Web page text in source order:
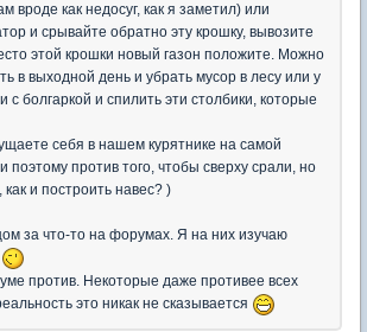
вроде как недосуг, как я заметил) или
и срывайте обратно эту крошку, вывозите
этой крошки новый газон положите. Можно
в выходной день и убрать мусор в лесу или у
с болгаркой и спилить эти столбики, которые
себя в нашем курятнике на самой
поэтому против того, чтобы сверху срали, но
и построить навес? )
за что-то на форумах. Я на них изучаю
против. Некоторые даже противее всех
это никак не сказывается